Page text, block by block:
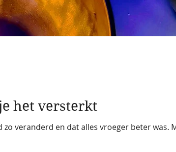
het versterkt
veranderd en dat alles vroeger beter was.